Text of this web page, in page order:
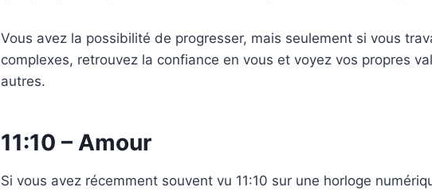
Vous avez la possibilité de progresser, mais seulement si vous
complexes, retrouvez la confiance en vous et voyez vos propres
autres.
11:10 – Amour
Si vous avez récemment souvent vu 11:10 sur une horloge